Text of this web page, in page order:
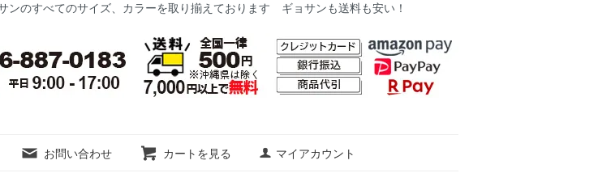
のすべてのサイズ、カラーを取り揃えております ギョサンも送料も安い！
お問い合わせ カートを見る マイアカウント